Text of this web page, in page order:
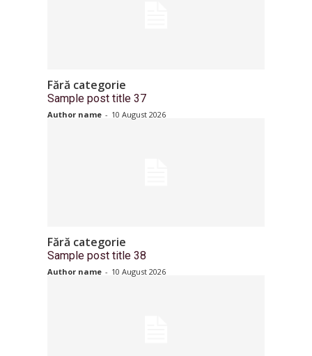
Fără categorie
Sample post title 37
Author name - 10 August 2026
Fără categorie
Sample post title 38
Author name - 10 August 2026